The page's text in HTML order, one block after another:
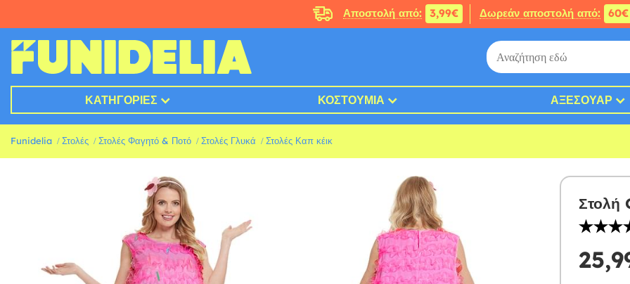
Αποστολή από: 3,99€ Δωρεάν αποστολή από: 60€
ΚΑΤΗΓΟΡΊΕΣ ΚΟΣΤΟΎΜΙΑ ΑΞΕΣΟΥΆΡ
Funidelia Στολές Στολές Φαγητό & Ποτό Στολές Γλυκά Στολές Καπ κέικ
Στολή